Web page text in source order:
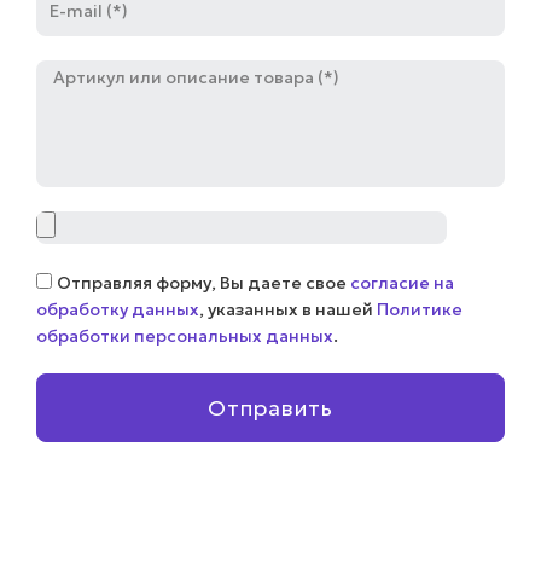
mail
Артикул
Файл
Соглашение
Отправляя форму, Вы даете свое согласие на
обработку данных, указанных в нашей Политике
обработки персональных данных.
Отправить